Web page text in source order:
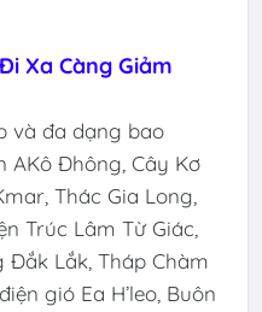
Xa Càng Giảm
và đa dạng bao
AKô Đhông, Cây Kơ
Thác Gia Long,
Trúc Lâm Từ Giác,
Lắk, Tháp Chàm
gió Ea H’leo, Buôn